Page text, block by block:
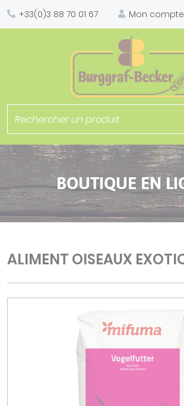
+33(0)3 88 70 01 67 Mon compte
BOUTIQUE EN
ALIMENT OISEAUX
Panneau de gestion des cookies